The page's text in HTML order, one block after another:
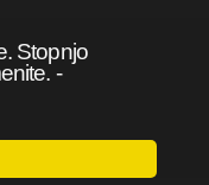
Stopnjo
-